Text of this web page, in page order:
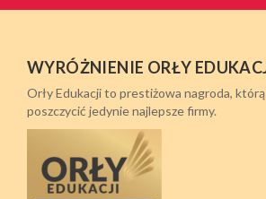
WYRÓŻNIENIE ORŁY
Orły Edukacji to prestiżowa nagroda,
poszczycić jedynie najlepsze firmy.